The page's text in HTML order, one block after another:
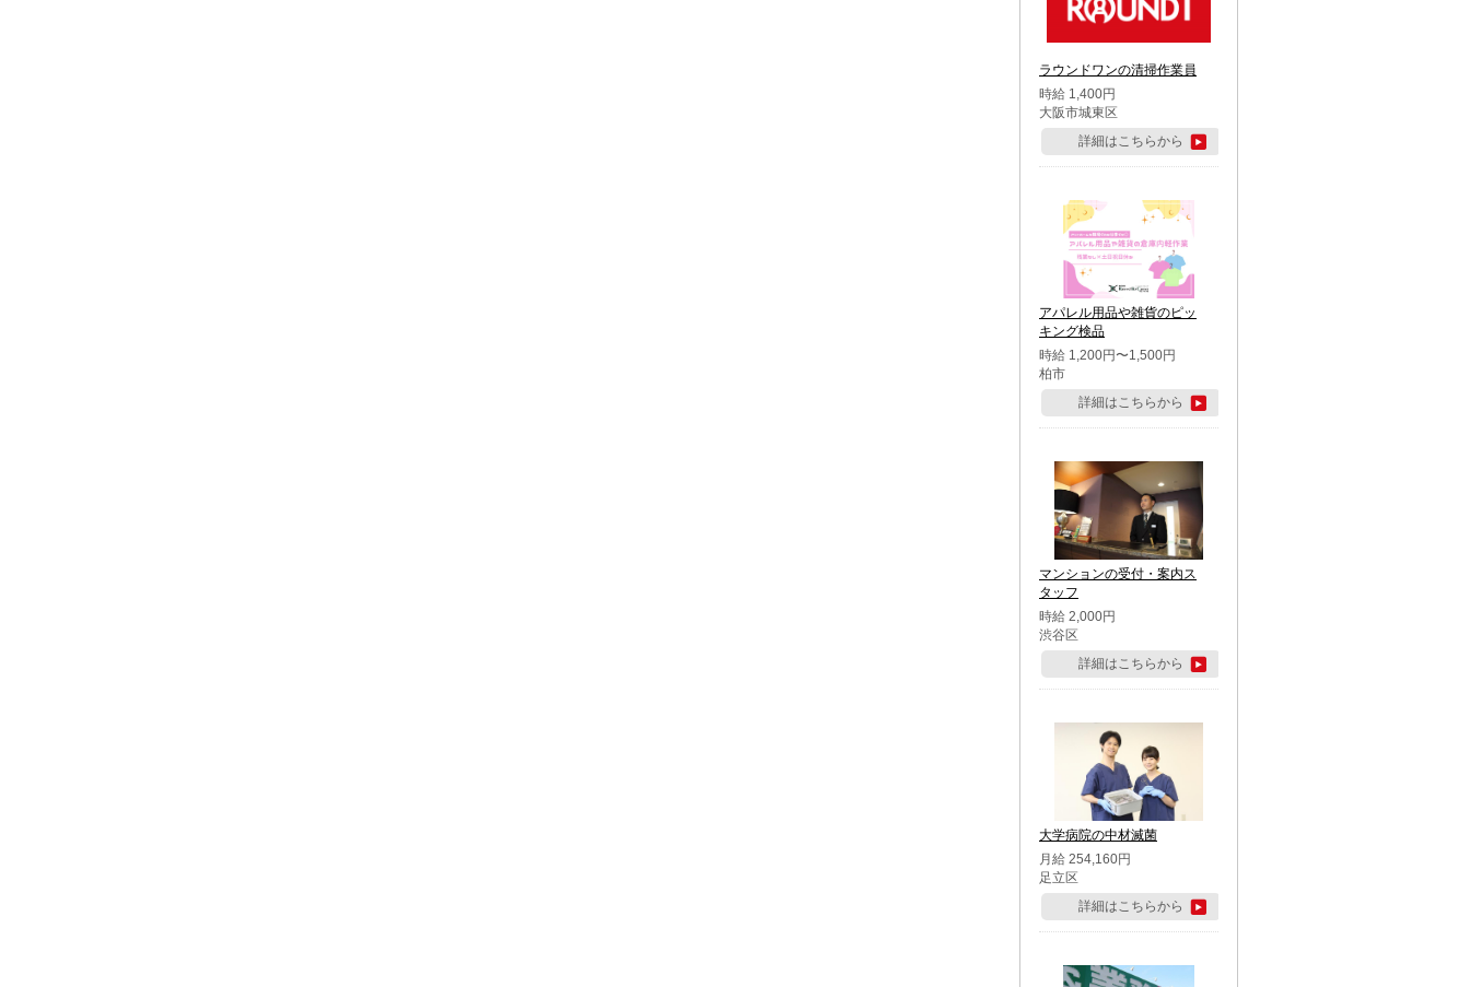
ラウンドワンの清掃作業員
時給 1,400円
大阪市城東区
詳細はこちらから
アパレル用品や雑貨のピッ
キング検品
時給 1,200円〜1,500円
柏市
詳細はこちらから
マンションの受付・案内ス
タッフ
時給 2,000円
渋谷区
詳細はこちらから
大学病院の中材滅菌
月給 254,160円
足立区
詳細はこちらから